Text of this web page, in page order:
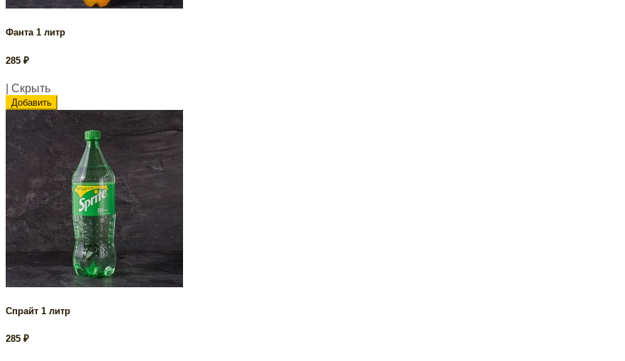
Фанта 1 литр
285 ₽
| Скрыть
Добавить
Спрайт 1 литр
285 ₽